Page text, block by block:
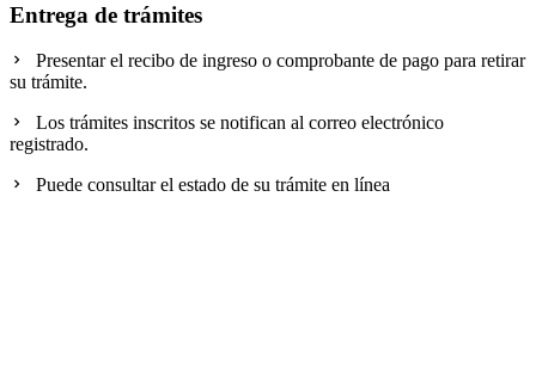
Entrega de trámites
Presentar el recibo de ingreso o comprobante de pago para retirar
su trámite.
Los trámites inscritos se notifican al correo electrónico
registrado.
Puede consultar el estado de su trámite en línea